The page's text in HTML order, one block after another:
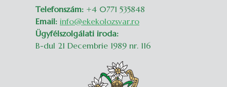
Telefonszám: +4 0771 535848
Email: info@ekekolozsvar.ro
Ügyfélszolgálati iroda:
B-dul 21 Decembrie 1989 nr. 116